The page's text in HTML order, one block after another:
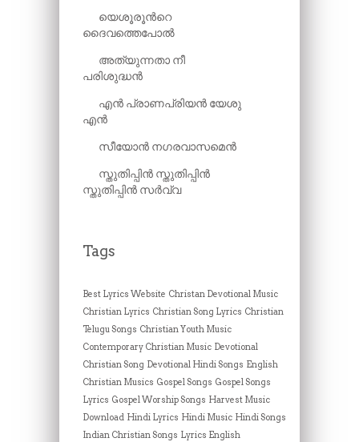
യെശൂരൂന്‍റെ
ദൈവത്തെപോൽ
അത്യുന്നതാ നീ
പരിശുദ്ധൻ
എൻ പ്രാണപ്രിയൻ യേശു
എൻ
സീയോൻ നഗരവാസമെൻ
സ്തുതിപ്പിൻ സ്തുതിപ്പിൻ
സ്തുതിപ്പിൻ സർവ്വ
Tags
Best Lyrics Website Christan Devotional Music
Christian Lyrics Christian Song Lyrics Christian
Telugu Songs Christian Youth Music
Contemporary Christian Music Devotional
Christian Song Devotional Hindi Songs English
Christian Musics Gospel Songs Gospel Songs
Lyrics Gospel Worship Songs Harvest Music
Download Hindi Lyrics Hindi Music Hindi Songs
Indian Christian Songs Lyrics English